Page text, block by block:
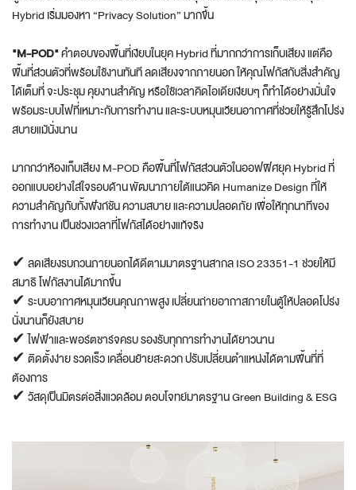
Hybrid เริ่มมองหา “Privacy Solution” มากขึ้น
"M-POD"คำตอบของพื้นที่เงียบในยุค Hybrid ที่มากกว่าการเก็บเสียง แต่คือ
พื้นที่ส่วนตัวที่พร้อมใช้งานทันที ลดเสียงจากภายนอก ให้คุณโฟกัสกับสิ่งสำคัญ
ได้เต็มที่ จะประชุม คุยงานสำคัญ หรือใช้เวลาคิดไอเดียเงียบๆ ก็ทำได้อย่างมั่นใจ
พร้อมระบบไฟที่เหมาะกับการทำงาน และระบบหมุนเวียนอากาศที่ช่วยให้รู้สึกโปร่ง
สบายแม้นั่งนาน
มากกว่าห้องเก็บเสียง M-POD คือพื้นที่โฟกัสส่วนตัวในออฟฟิศยุค Hybrid ที่
ออกแบบอย่างใส่ใจรอบด้าน พัฒนาภายใต้แนวคิด Humanize Design ที่ให้
ความสำคัญกับทั้งฟังก์ชัน ความสบาย และความปลอดภัย เพื่อให้ทุกนาทีของ
การทำงาน เป็นช่วงเวลาที่โฟกัสได้อย่างแท้จริง
✔ ลดเสียงรบกวนภายนอกได้ดีตามมาตรฐานสากล ISO 23351-1 ช่วยให้มี
สมาธิ โฟกัสงานได้มากขึ้น
✔ ระบบอากาศหมุนเวียนคุณภาพสูง เปลี่ยนถ่ายอากาสภายในตู้ให้ปลอดโปร่ง
นั่งนานก็ยังสบาย
✔ ไฟฟ้าและพอร์ตชาร์จครบ รองรับทุกการทำงานได้ยาวนาน
✔ ติดตั้งง่าย รวดเร็ว เคลื่อนย้ายสะดวก ปรับเปลี่ยนตำแหน่งได้ตามพื้นที่ที่
ต้องการ
✔ วัสดุเป็นมิตรต่อสิ่งแวดล้อม ตอบโจทย์มาตรฐาน Green Building & ESG